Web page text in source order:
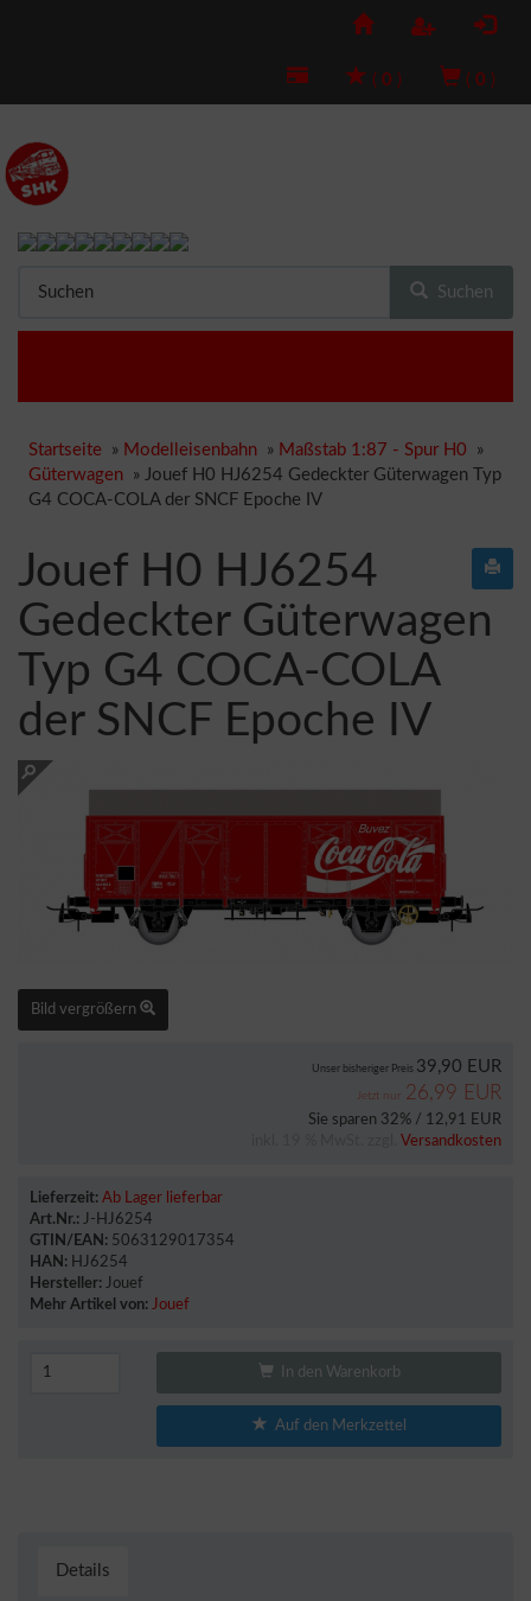
( 0 ) ( 0 )
Suchen
Startseite » Modelleisenbahn » Maßstab 1:87 - Spur H0 »
Güterwagen » Jouef H0 HJ6254 Gedeckter Güterwagen Typ
G4 COCA-COLA der SNCF Epoche IV
Jouef H0 HJ6254
Gedeckter Güterwagen
Typ G4 COCA-COLA
der SNCF Epoche IV
Bild vergrößern
Unser bisheriger Preis 39,90 EUR
Jetzt nur 26,99 EUR
Sie sparen 32% / 12,91 EUR
Versandkosten
Lieferzeit: Ab Lager lieferbar
Art.Nr.: J-HJ6254
GTIN/EAN: 5063129017354
HAN: HJ6254
Hersteller: Jouef
Mehr Artikel von: Jouef
In den Warenkorb
Auf den Merkzettel
Details